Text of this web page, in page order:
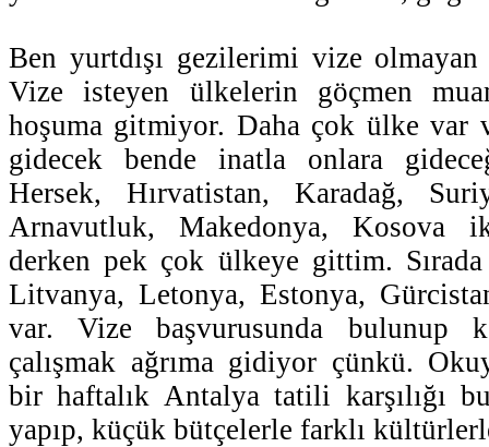
Ben yurtdışı gezilerimi vize olmayan
Vize isteyen ülkelerin göçmen
hoşuma gitmiyor. Daha çok ülke var
gidecek bende inatla onlara
Hersek, Hırvatistan, Karadağ,
Arnavutluk, Makedonya, Kosova
derken pek çok ülkeye gittim.
Litvanya, Letonya, Estonya,
var. Vize başvurusunda bulunup
çalışmak ağrıma gidiyor çünkü.
bir haftalık Antalya tatili karşılığı
yapıp, küçük bütçelerle farklı